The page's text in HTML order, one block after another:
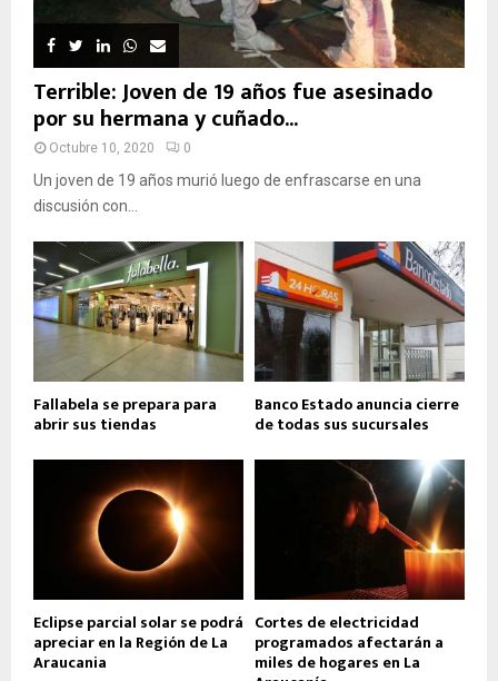
Terrible: Joven de 19 años fue asesinado
por su hermana y cuñado...
Octubre 10, 2020 0
Un joven de 19 años murió luego de enfrascarse en una
discusión con...
Fallabela se prepara para
abrir sus tiendas
Banco Estado anuncia cierre
de todas sus sucursales
Eclipse parcial solar se podrá
apreciar en la Región de La
Araucania
Cortes de electricidad
programados afectarán a
miles de hogares en La